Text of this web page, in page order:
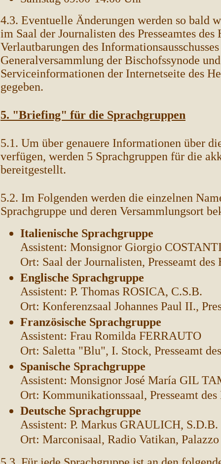
4.3. Eventuelle Änderungen werden so bald
im Saal der Journalisten des Presseamtes
Verlautbarungen des
Generalversammlung der Bischofssynode
Serviceinformationen der Internetseite des
gegeben.
5. "Briefing" für die Sprachgruppen
5.1. Um über genauere Informationen über
verfügen, werden 5 Sprachgruppen für die
bereitgestellt.
5.2. Im Folgenden werden die einzelnen
Sprachgruppe und deren Versammlungsort
Italienische Sprachgruppe
Assistent: Monsignor Giorgio
Ort: Saal der Journalisten, Presseamt
Englische Sprachgruppe
Assistent: P. Thomas ROSICA, C.S.B.
Ort: Konferenzsaal Johannes Paul II.,
Französische Sprachgruppe
Assistent: Frau Romilda FERRAUTO
Ort: Saletta "Blu", I. Stock, Presseamt
Spanische Sprachgruppe
Assistent: Monsignor José María GIL
Ort: Kommunikationssaal, Presseamt
Deutsche Sprachgruppe
Assistent: P. Markus GRAULICH, S.D.B.
Ort: Marconisaal, Radio Vatikan,